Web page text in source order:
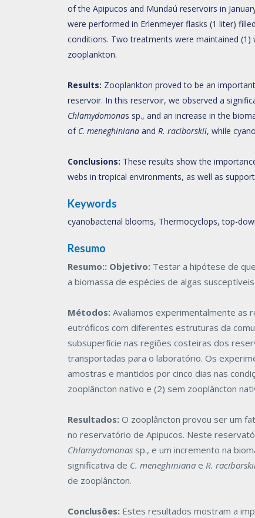
of the Apipucos and Mundaú reservoirs in
were performed in Erlenmeyer flasks (1 liter)
conditions. Two treatments were maintained
zooplankton.
Results: Zooplankton proved to be an
reservoir. In this reservoir, we observed a
Chlamydomonas sp., and an increase in the
of C.meneghiniana andR. raciborskii, while
Conclusions: These results show the
webs in tropical environments, as well as
Keywords
cyanobacterial blooms, Thermocyclops, top-
Resumo
Resumo:: Objetivo: Testar a hipótese de
a biomassa de espécies de algas
Métodos: Avaliamos experimentalmente as
eutróficos com diferentes estruturas da
subsuperfície nas regiões costeiras dos
transportadas para o laboratório. Os
amostras e mantidos por cinco dias nas
zooplâncton nativo e (2) sem zooplâncton
Resultados: O zooplâncton provou ser um
no reservatório de Apipucos. Neste
Chlamydomonas sp., e um incremento na
significativa de C. meneghiniana eR.
de zooplâncton.
Conclusões: Estes resultados mostram a